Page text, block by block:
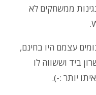
ממשחקים לא
עצמם היו בחינם,
ביד וששווה לו
יותר :-).